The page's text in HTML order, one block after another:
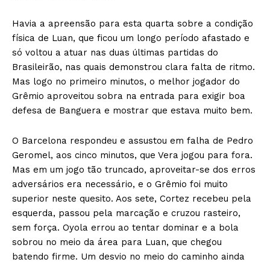
Havia a apreensão para esta quarta sobre a condição
física de Luan, que ficou um longo período afastado e
só voltou a atuar nas duas últimas partidas do
Brasileirão, nas quais demonstrou clara falta de ritmo.
Mas logo no primeiro minutos, o melhor jogador do
Grêmio aproveitou sobra na entrada para exigir boa
defesa de Banguera e mostrar que estava muito bem.
O Barcelona respondeu e assustou em falha de Pedro
Geromel, aos cinco minutos, que Vera jogou para fora.
Mas em um jogo tão truncado, aproveitar-se dos erros
adversários era necessário, e o Grêmio foi muito
superior neste quesito. Aos sete, Cortez recebeu pela
esquerda, passou pela marcação e cruzou rasteiro,
sem força. Oyola errou ao tentar dominar e a bola
sobrou no meio da área para Luan, que chegou
batendo firme. Um desvio no meio do caminho ainda